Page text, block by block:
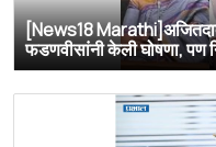
[News18
फडणवीसांनी केली घोषणा, पण